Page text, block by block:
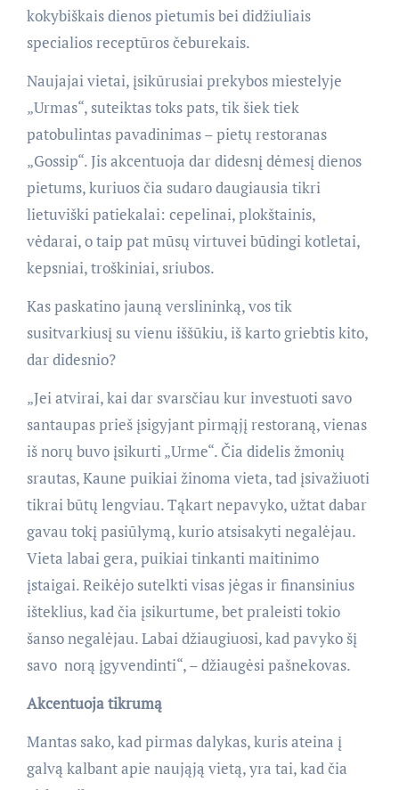
kokybiškais dienos pietumis bei didžiuliais
specialios receptūros čeburekais.
Naujajai vietai, įsikūrusiai prekybos miestelyje
„Urmas“, suteiktas toks pats, tik šiek tiek
patobulintas pavadinimas – pietų restoranas
„Gossip“. Jis akcentuoja dar didesnį dėmesį dienos
pietums, kuriuos čia sudaro daugiausia tikri
lietuviški patiekalai: cepelinai, plokštainis,
vėdarai, o taip pat mūsų virtuvei būdingi kotletai,
kepsniai, troškiniai, sriubos.
Kas paskatino jauną verslininką, vos tik
susitvarkiusį su vienu iššūkiu, iš karto griebtis kito,
dar didesnio?
„Jei atvirai, kai dar svarsčiau kur investuoti savo
santaupas prieš įsigyjant pirmąjį restoraną, vienas
iš norų buvo įsikurti „Urme“. Čia didelis žmonių
srautas, Kaune puikiai žinoma vieta, tad įsivažiuoti
tikrai būtų lengviau. Tąkart nepavyko, užtat dabar
gavau tokį pasiūlymą, kurio atsisakyti negalėjau.
Vieta labai gera, puikiai tinkanti maitinimo
įstaigai. Reikėjo sutelkti visas jėgas ir finansinius
išteklius, kad čia įsikurtume, bet praleisti tokio
šanso negalėjau. Labai džiaugiuosi, kad pavyko šį
savo norą įgyvendinti“, – džiaugėsi pašnekovas.
Akcentuoja tikrumą
Mantas sako, kad pirmas dalykas, kuris ateina į
galvą kalbant apie naująją vietą, yra tai, kad čia